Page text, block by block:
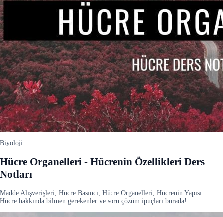
Biyoloji
Hücre Organelleri - Hücrenin Özellikleri Ders
Notları
Madde Alışverişleri, Hücre Basıncı, Hücre Organelleri, Hücrenin Yapısı...
Hücre hakkında bilmen gerekenler ve soru çözüm ipuçları burada!